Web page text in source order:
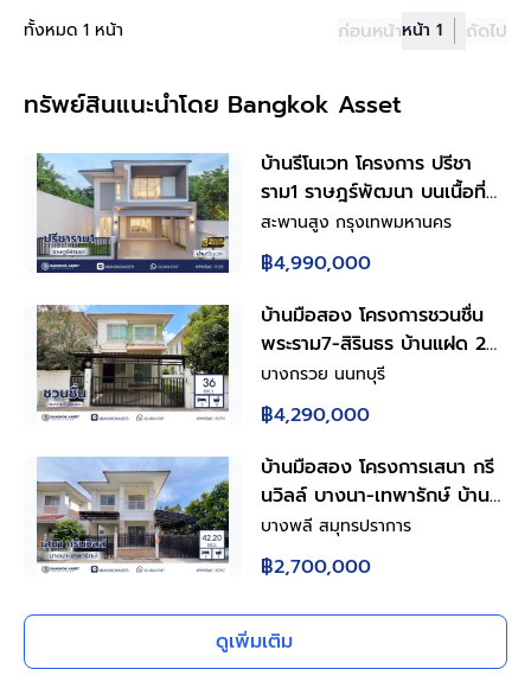
ทั้งหมด 1 หน้า ก่อนหน้าหน้า 1 ถัดไป
ทรัพย์สินแนะนำโดย Bangkok Asset
บ้านรีโนเวท โครงการ ปรีชา
ราม1 ราษฎร์พัฒนา บนเนื้อที่
43.5 ตร.ว. พื้นที่ใช้สอย
150.86 ตร.ม. ฟังก์ชันการใช้
งาน 4 ห้องนอน 3 ห้องน้ำ
จอดรถได้ 2 คัน เชื่อมต่อถนน
รามคำแหง ใกล้สนามบิน
สุวรรณภูมิ, ทางด่วนกาญจนา
สะพานสูง กรุงเทพมหานคร
฿4,990,000
บ้านมือสอง โครงการชวนชื่น
พระราม7-สิรินธร บ้านแฝด 2
ชั้น 3 ห้องนอน 2 ห้องน้ำ จอด
รถ 2 คัน พื้นที่ใช้สอย 150
ตร.ม. ทำเลบางกรวย ใกล้
ทางด่วนศรีรัช เข้าเมืองสะดวก
พร้อมเข้าอยู่
บางกรวย นนทบุรี
฿4,290,000
บ้านมือสอง โครงการเสนา กรี
นวิลล์ บางนา-เทพารักษ์ บ้าน
แฝด 2 ชั้น พร้อมอยู่ ฟังก์ชัน
ครบสำหรับครอบครัว 3 ห้อง
นอน 3 ห้องน้ำ จอดรถ 2 คัน
ครัวพร้อมเคาน์เตอร์ เหล็กดัด
มุ้งลวดครบ ทำเลดีใกล้ถนน
เทพารักษ์ ทางด่วนบูรพาวิถี
บางพลี สมุทรปราการ
฿2,700,000
ดูเพิ่มเติม